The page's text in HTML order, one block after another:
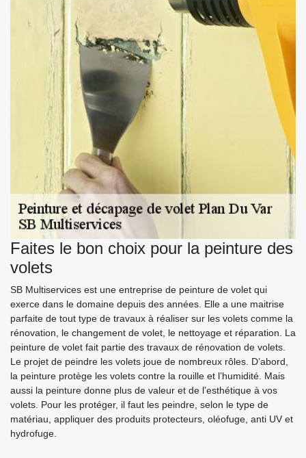
Faites le bon choix pour la peinture des
volets
SB Multiservices est une entreprise de peinture de volet qui
exerce dans le domaine depuis des années. Elle a une maitrise
parfaite de tout type de travaux à réaliser sur les volets comme la
rénovation, le changement de volet, le nettoyage et réparation. La
peinture de volet fait partie des travaux de rénovation de volets.
Le projet de peindre les volets joue de nombreux rôles. D’abord,
la peinture protège les volets contre la rouille et l’humidité. Mais
aussi la peinture donne plus de valeur et de l’esthétique à vos
volets. Pour les protéger, il faut les peindre, selon le type de
matériau, appliquer des produits protecteurs, oléofuge, anti UV et
hydrofuge.